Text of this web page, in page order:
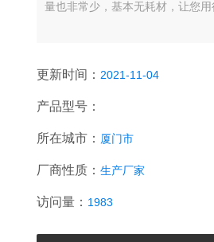
量也非常少，基本无耗材，让您用
更新时间： 2021-11-04
产品型号：
所在城市： 厦门市
厂商性质： 生产厂家
访问量： 1983